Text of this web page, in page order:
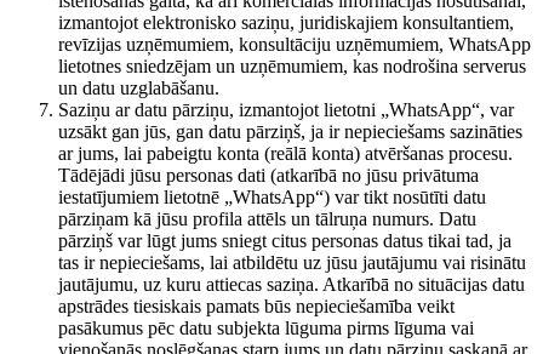
izmantojot elektronisko saziņu, juridiskajiem konsultantiem,
revīzijas uzņēmumiem, konsultāciju uzņēmumiem, WhatsApp
lietotnes sniedzējam un uzņēmumiem, kas nodrošina serverus
un datu uzglabāšanu.
Saziņu ar datu pārziņu, izmantojot lietotni „WhatsApp“, var
uzsākt gan jūs, gan datu pārziņš, ja ir nepieciešams sazināties
ar jums, lai pabeigtu konta (reālā konta) atvēršanas procesu.
Tādējādi jūsu personas dati (atkarībā no jūsu privātuma
iestatījumiem lietotnē „WhatsApp“) var tikt nosūtīti datu
pārziņam kā jūsu profila attēls un tālruņa numurs. Datu
pārziņš var lūgt jums sniegt citus personas datus tikai tad, ja
tas ir nepieciešams, lai atbildētu uz jūsu jautājumu vai risinātu
jautājumu, uz kuru attiecas saziņa. Atkarībā no situācijas datu
apstrādes tiesiskais pamats būs nepieciešamība veikt
pasākumus pēc datu subjekta lūguma pirms līguma vai
vienošanās noslēgšanas starp jums un datu pārziņu saskaņā ar